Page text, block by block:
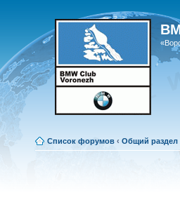
Список форумов ‹ Общий раздел